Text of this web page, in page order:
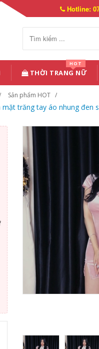
Hotline:
THỜI TRANG NỮ
HOT
Sản phẩm HOT
trăng tay áo nhung